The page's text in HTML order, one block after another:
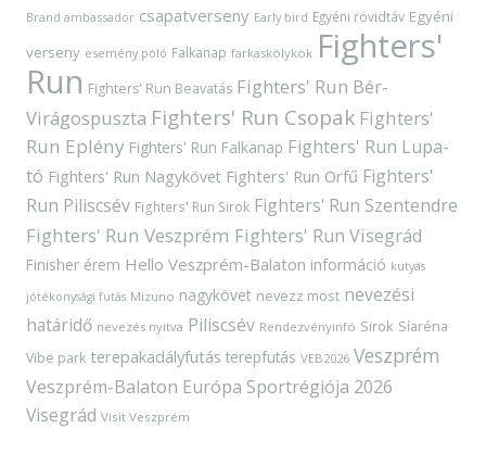
Brand ambassador csapatverseny Early bird Egyéni rövidtáv Egyéni
verseny esemény póló Falkanap farkaskölykök Fighters'
Run Fighters' Run Beavatás Fighters' Run Bér-
Virágospuszta Fighters' Run Csopak Fighters'
Run Eplény Fighters' Run Falkanap Fighters' Run Lupa-
tó Fighters' Run Nagykövet Fighters' Run Orfű Fighters'
Run Piliscsév Fighters' Run Sirok Fighters' Run Szentendre
Fighters' Run Veszprém Fighters' Run Visegrád
Finisher érem Hello Veszprém-Balaton információ kutyás
jótékonysági futás Mizuno nagykövet nevezz most nevezési
határidő nevezés nyitva Piliscsév Rendezvényinfó Sirok Síaréna
Vibe park terepakadályfutás terepfutás VEB2026 Veszprém
Veszprém-Balaton Európa Sportrégiója 2026
Visegrád Visit Veszprém